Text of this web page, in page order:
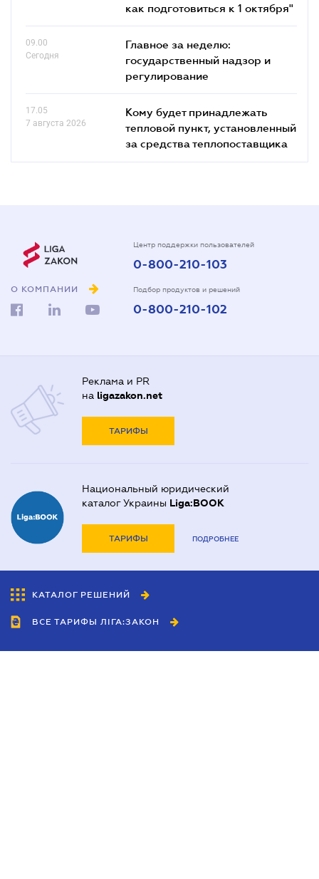
как подготовиться к 1 октября"
09.00
Сегодня
Главное за неделю:
государственный надзор и
регулирование
17.05
7 августа 2026
Кому будет принадлежать
тепловой пункт, установленный
за средства теплопоставщика
О КОМПАНИИ
Центр поддержки пользователей
0-800-210-103
Подбор продуктов и решений
0-800-210-102
Реклама и PR
на ligazakon.net
ТАРИФЫ
Национальный юридический
каталог Украины Liga:BOOK
ТАРИФЫ ПОДРОБНЕЕ
КАТАЛОГ РЕШЕНИЙ
ВСЕ ТАРИФЫ ЛІГА:ЗАКОН